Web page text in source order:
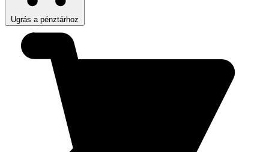
Ugrás a pénztárhoz